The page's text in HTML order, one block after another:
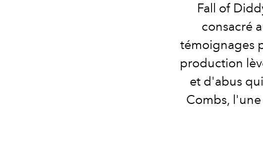
Fall of
consacré
témoignages
production
et d'abus
Combs,